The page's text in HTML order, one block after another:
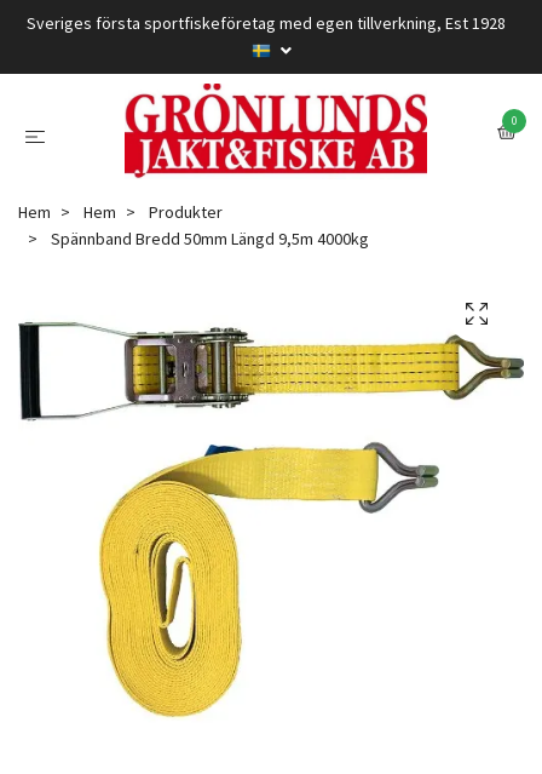
Sveriges första sportfiskeföretag med egen tillverkning, Est 1928
0
Hem Hem
Produkter
Spännband Bredd 50mm Längd 9,5m 4000kg